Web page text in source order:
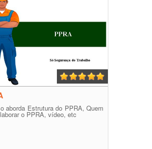
aborda Estrutura do PPRA, Quem
o PPRA, vídeo, etc